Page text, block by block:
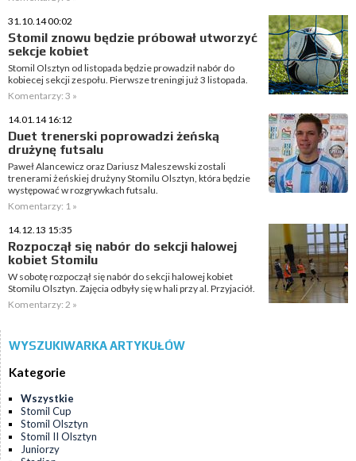
31.10.14 00:02
Stomil znowu będzie próbował utworzyć
sekcje kobiet
Stomil Olsztyn od listopada będzie prowadził nabór do
kobiecej sekcji zespołu. Pierwsze treningi już 3 listopada.
Komentarzy: 3 »
14.01.14 16:12
Duet trenerski poprowadzi żeńską
drużynę futsalu
Paweł Alancewicz oraz Dariusz Maleszewski zostali
trenerami żeńskiej drużyny Stomilu Olsztyn, która będzie
występować w rozgrywkach futsalu.
Komentarzy: 1 »
14.12.13 15:35
Rozpoczął się nabór do sekcji halowej
kobiet Stomilu
W sobotę rozpoczął się nabór do sekcji halowej kobiet
Stomilu Olsztyn. Zajęcia odbyły się w hali przy al. Przyjaciół.
Komentarzy: 2 »
WYSZUKIWARKA ARTYKUŁÓW
Kategorie
Wszystkie
Stomil Cup
Stomil Olsztyn
Stomil II Olsztyn
Juniorzy